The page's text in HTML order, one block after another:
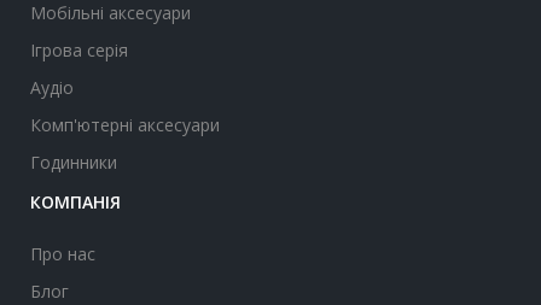
Мобільні аксесуари
Ігрова серія
Аудіо
Комп'ютерні аксесуари
Годинники
КОМПАНІЯ
Про нас
Блог